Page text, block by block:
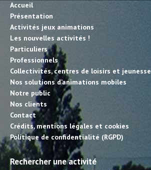
Accueil
Présentation
Activités jeux animations
Les nouvelles activités !
Particuliers
Professionnels
Collectivités, centres de loisirs et jeunesse
Nos solutions d’animations mobiles
Notre public
Nos clients
Contact
Crédits, mentions légales et cookies
Politique de confidentialité (RGPD)
Rechercher une activité